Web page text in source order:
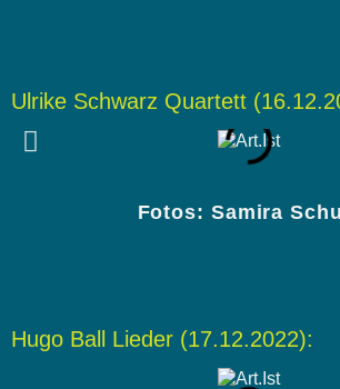
Ulrike Schwarz Quartett
Fotos: Samira
Hugo Ball Lieder (17.12.2022):